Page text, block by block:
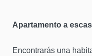
Apartamento a
Encontrarás una